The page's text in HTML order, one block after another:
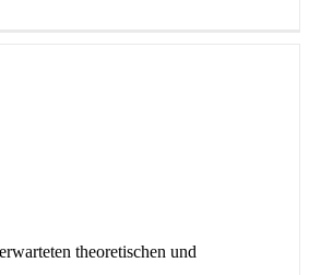
theoretischen und